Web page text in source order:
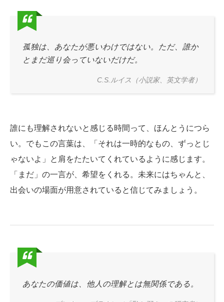
孤独は、あなたが悪いわけではない。ただ、誰か
とまだ巡り会っていないだけだ。
C.S.ルイス（小説家、英文学者）
誰にも理解されないと感じる時間って、ほんとうにつら
い。でもこの言葉は、「それは一時的なもの、ずっとじ
ゃないよ」と肩をたたいてくれているように感じます。
「まだ」の一言が、希望をくれる。未来にはちゃんと、
出会いの場面が用意されていると信じてみましょう。
あなたの価値は、他人の理解とは無関係である。